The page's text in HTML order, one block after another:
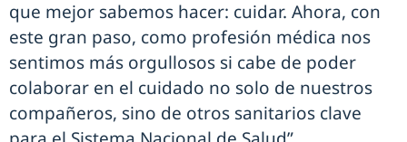
que mejor sabemos hacer: cuidar. Ahora, con
este gran paso, como profesión médica nos
sentimos más orgullosos si cabe de poder
colaborar en el cuidado no solo de nuestros
compañeros, sino de otros sanitarios clave